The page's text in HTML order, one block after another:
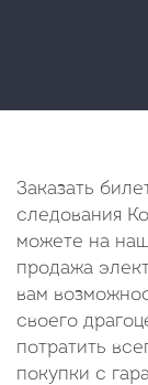
Заказать
следования
можете на
продажа
вам
своего
потратить
покупки с